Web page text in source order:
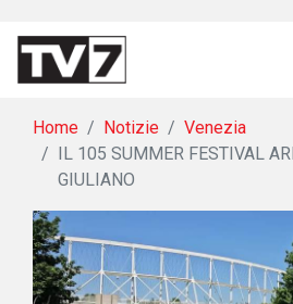
Home Notizie
Venezia
IL 105 SUMMER FESTIVAL
GIULIANO